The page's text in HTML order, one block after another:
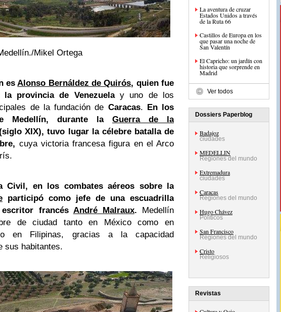
Mikel Ortega
esAlonso Bernáldez de Quirós, quien fue
la provincia de Venezuelay uno de los
de la fundación de Caracas. En los
Medellín, durante la Guerra de la
XIX), tuvo lugar la célebre batalla de
cuya victoria francesa figura en el Arco
Civil, en los combates aéreos sobre la
participó como jefe de una escuadrilla
francés André Malraux. Medellín
de ciudad tanto en México como en
en Filipinas, gracias a la capacidad
sus habitantes.
La aventura de cruzar
Estados Unidos a través
de la Ruta 66
Castillos de Europa en los
que pasar una noche de
San Valentín
El Capricho: un jardín con
historia que sorprende en
Madrid
Ver todos
Dossiers Paperblog
Badajoz
ciudades
MEDELLIN
Regiones del mundo
Extremadura
ciudades
Caracas
Regiones del mundo
Hugo Chávez
Políticos
San Francisco
Regiones del mundo
Cristo
Religiosos
Revistas